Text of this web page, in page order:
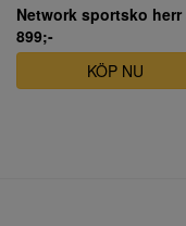
899;-
KÖP NU